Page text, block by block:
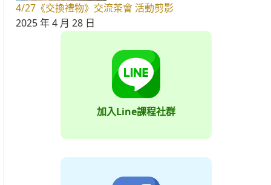
4/27《交換禮物》交流茶會 活動剪影
2025 年 4 月 28 日
加入Line課程社群